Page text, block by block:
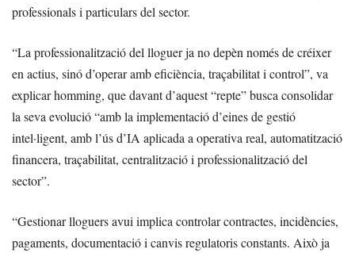
professionals i particulars del sector.
“La professionalització del lloguer ja no depèn només de créixer
en actius, sinó d’operar amb eficiència, traçabilitat i control”, va
explicar homming, que davant d’aquest “repte” busca consolidar
la seva evolució “amb la implementació d’eines de gestió
intel·ligent, amb l’ús d’IA aplicada a operativa real, automatització
financera, traçabilitat, centralització i professionalització del
sector”.
“Gestionar lloguers avui implica controlar contractes, incidències,
pagaments, documentació i canvis regulatoris constants. Això ja